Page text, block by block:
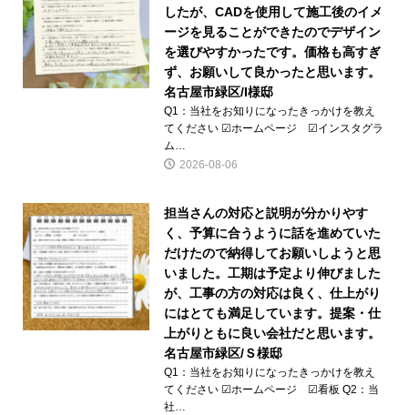
したが、CADを使用して施工後のイメ
ージを見ることができたのでデザイン
を選びやすかったです。価格も高すぎ
ず、お願いして良かったと思います。
名古屋市緑区/I様邸
Q1：当社をお知りになったきっかけを教え
てください ☑ホームページ ☑インスタグラ
ム…
2026-08-06
担当さんの対応と説明が分かりやす
く、予算に合うように話を進めていた
だけたので納得してお願いしようと思
いました。工期は予定より伸びました
が、工事の方の対応は良く、仕上がり
にはとても満足しています。提案・仕
上がりともに良い会社だと思います。
名古屋市緑区/Ｓ様邸
Q1：当社をお知りになったきっかけを教え
てください ☑ホームページ ☑看板 Q2：当
社…